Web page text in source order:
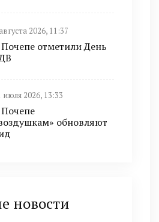
2026, 11:37
отметили День
июля 2026, 13:33
обновляют
новости